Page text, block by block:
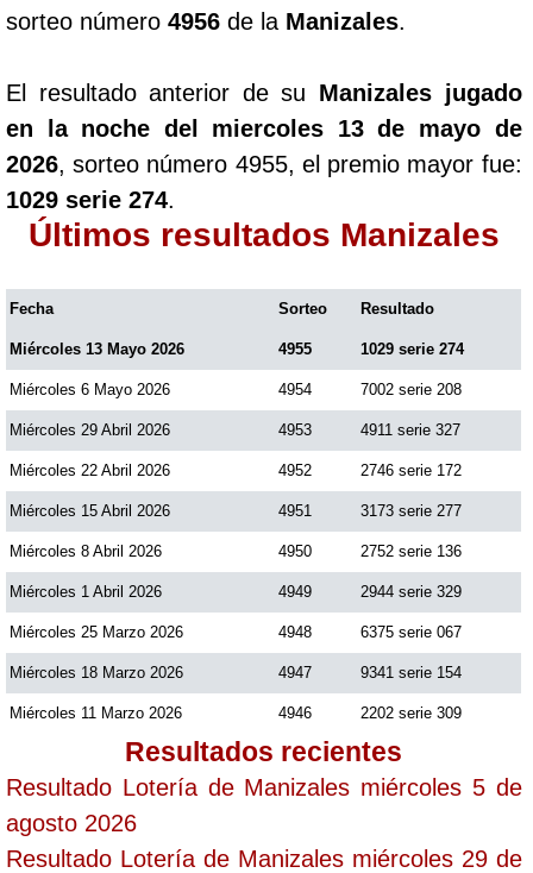
sorteo número 4956 de la Manizales.
El resultado anterior de su Manizales jugado
en la noche del miercoles 13 de mayo de
2026, sorteo número 4955, el premio mayor fue:
1029 serie 274.
Últimos resultados Manizales
Fecha Sorteo Resultado
Miércoles 13 Mayo 2026 4955 1029 serie 274
Miércoles 6 Mayo 2026 4954 7002 serie 208
Miércoles 29 Abril 2026 4953 4911 serie 327
Miércoles 22 Abril 2026 4952 2746 serie 172
Miércoles 15 Abril 2026 4951 3173 serie 277
Miércoles 8 Abril 2026 4950 2752 serie 136
Miércoles 1 Abril 2026 4949 2944 serie 329
Miércoles 25 Marzo 2026 4948 6375 serie 067
Miércoles 18 Marzo 2026 4947 9341 serie 154
Miércoles 11 Marzo 2026 4946 2202 serie 309
Resultados recientes
Resultado Lotería de Manizales miércoles 5 de
agosto 2026
Resultado Lotería de Manizales miércoles 29 de